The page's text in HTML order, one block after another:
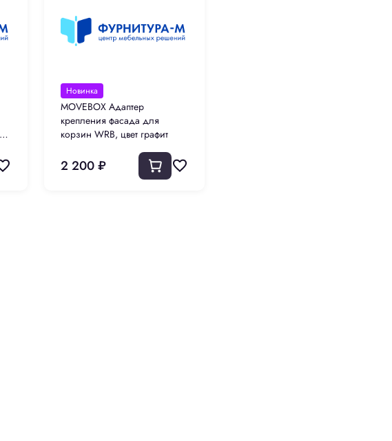
Новинка
MOVEBOX Адаптер
крепления фасада для
корзин WRB, цвет графит
2 200 ₽